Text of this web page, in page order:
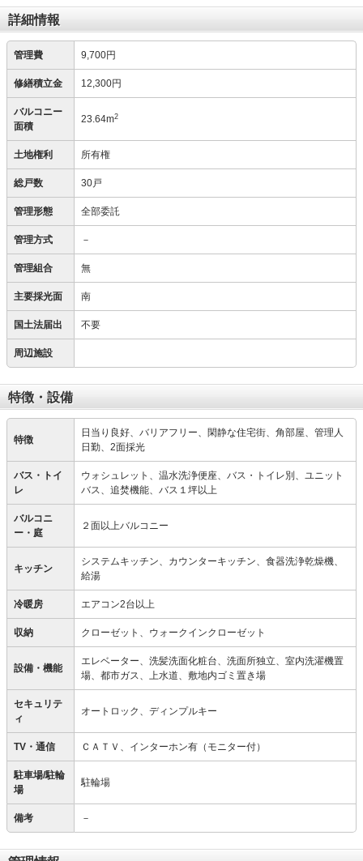
詳細情報
管理費 9,700円
修繕積立金 12,300円
バルコニー
面積
23.64m2
土地権利 所有権
総戸数 30戸
管理形態 全部委託
管理方式 －
管理組合 無
主要採光面 南
国土法届出 不要
周辺施設
特徴・設備
特徴
日当り良好、バリアフリー、閑静な住宅街、角部屋、管理人
日勤、2面採光
バス・トイ
レ
ウォシュレット、温水洗浄便座、バス・トイレ別、ユニット
バス、追焚機能、バス１坪以上
バルコニ
ー・庭
２面以上バルコニー
キッチン
システムキッチン、カウンターキッチン、食器洗浄乾燥機、
給湯
冷暖房 エアコン2台以上
収納 クローゼット、ウォークインクローゼット
設備・機能
エレベーター、洗髪洗面化粧台、洗面所独立、室内洗濯機置
場、都市ガス、上水道、敷地内ゴミ置き場
セキュリテ
ィ
オートロック、ディンプルキー
TV・通信 ＣＡＴＶ、インターホン有（モニター付）
駐車場/駐輪
場
駐輪場
備考 －